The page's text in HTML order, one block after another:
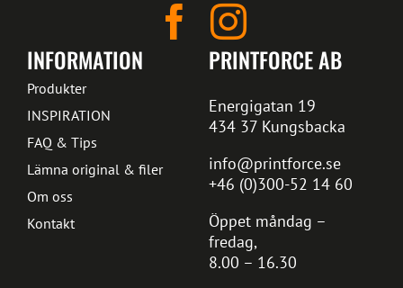
PRINTFORCE AB
Energigatan 19
434 37 Kungsbacka
info@printforce.se
+46 (0)300-52 14 60
Öppet måndag –
fredag,
8.00 – 16.30
INFORMATION
Produkter
INSPIRATION
FAQ & Tips
Lämna original & filer
Om oss
Kontakt